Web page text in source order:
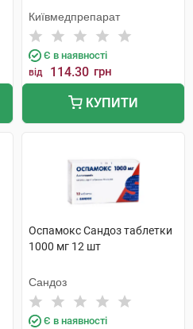
Київмедпрепарат
Є в наявності
від 114.30 грн
КУПИТИ
Оспамокс Сандоз таблетки
1000 мг 12 шт
Сандоз
Є в наявності